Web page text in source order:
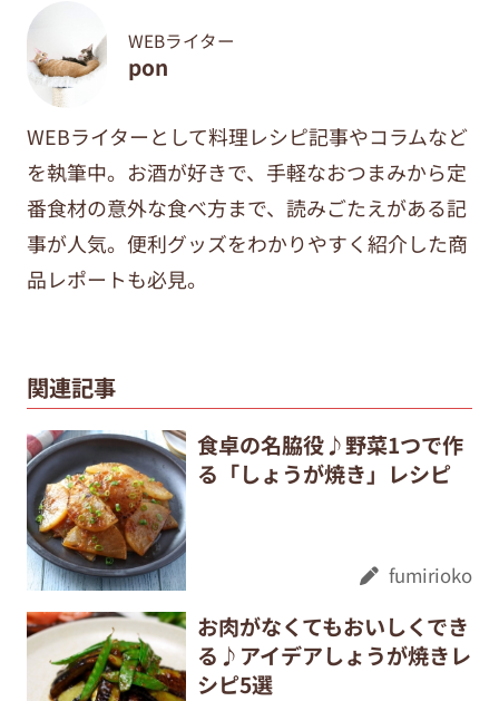
WEBライター
pon
WEBライターとして料理レシピ記事やコラムなど
を執筆中。 お酒が好きで、手軽なおつまみから定
番食材の意外な食べ方まで、 読みごたえがある記
事が人気。便利グッズをわかりやすく紹介した商
品レポートも必見。
関連記事
食卓の名脇役♪野菜1つで作
る「しょうが焼き」レシピ
fumirioko
お肉がなくてもおいしくでき
る♪アイデアしょうが焼きレ
シピ5選